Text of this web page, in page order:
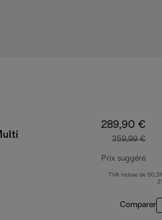
289,90 €
359,99 €
Prix suggéré
TVA incluse de
Comparer